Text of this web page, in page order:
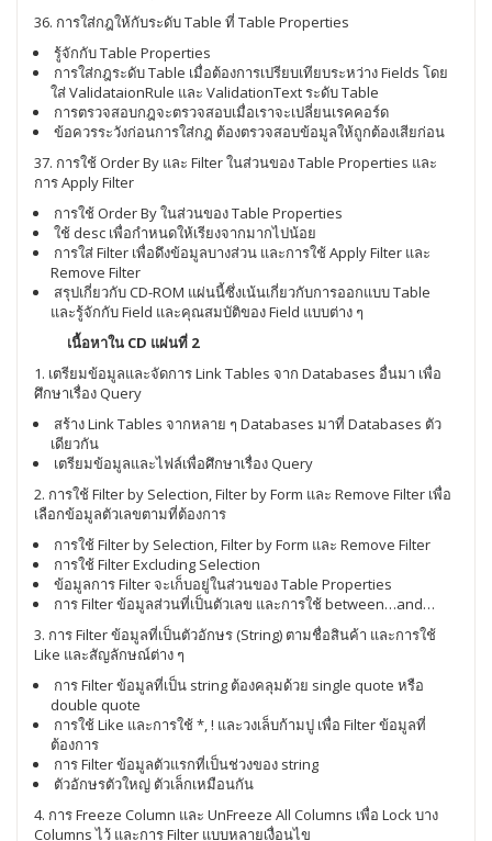
36. การใส่กฎให้กับระดับ Table ที่ Table Properties
รู้จักกับ Table Properties
การใส่กฎระดับ Table เมื่อต้องการเปรียบเทียบระหว่าง Fields โดย
ใส่ ValidataionRule และ ValidationText ระดับ Table
การตรวจสอบกฎจะตรวจสอบเมื่อเราจะเปลี่ยนเรคคอร์ด
ข้อควรระวังก่อนการใส่กฎ ต้องตรวจสอบข้อมูลให้ถูกต้องเสียก่อน
37. การใช้ Order By และ Filter ในส่วนของ Table Properties และ
การ Apply Filter
การใช้ Order By ในส่วนของ Table Properties
ใช้ desc เพื่อกำหนดให้เรียงจากมากไปน้อย
การใส่ Filter เพื่อดึงข้อมูลบางส่วน และการใช้ Apply Filter และ
Remove Filter
สรุปเกี่ยวกับ CD-ROM แผ่นนี้ซึ่งเน้นเกี่ยวกับการออกแบบ Table
และรู้จักกับ Field และคุณสมบัติของ Field แบบต่าง ๆ
เนื้อหาใน CD แผ่นที่ 2
1. เตรียมข้อมูลและจัดการ Link Tables จาก Databases อื่นมา เพื่อ
ศึกษาเรื่อง Query
สร้าง Link Tables จากหลาย ๆ Databases มาที่ Databases ตัว
เดียวกัน
เตรียมข้อมูลและไฟล์เพื่อศึกษาเรื่อง Query
2. การใช้ Filter by Selection, Filter by Form และ Remove Filter เพื่อ
เลือกข้อมูลตัวเลขตามที่ต้องการ
การใช้ Filter by Selection, Filter by Form และ Remove Filter
การใช้ Filter Excluding Selection
ข้อมูลการ Filter จะเก็บอยู่ในส่วนของ Table Properties
การ Filter ข้อมูลส่วนที่เป็นตัวเลข และการใช้ between…and…
3. การ Filter ข้อมูลที่เป็นตัวอักษร (String) ตามชื่อสินค้า และการใช้
Like และสัญลักษณ์ต่าง ๆ
การ Filter ข้อมูลที่เป็น string ต้องคลุมด้วย single quote หรือ
double quote
การใช้ Like และการใช้ *, ! และวงเล็บก้ามปู เพื่อ Filter ข้อมูลที่
ต้องการ
การ Filter ข้อมูลตัวแรกที่เป็นช่วงของ string
ตัวอักษรตัวใหญ่ ตัวเล็กเหมือนกัน
4. การ Freeze Column และ UnFreeze All Columns เพื่อ Lock บาง
Columns ไว้ และการ Filter แบบหลายเงื่อนไข